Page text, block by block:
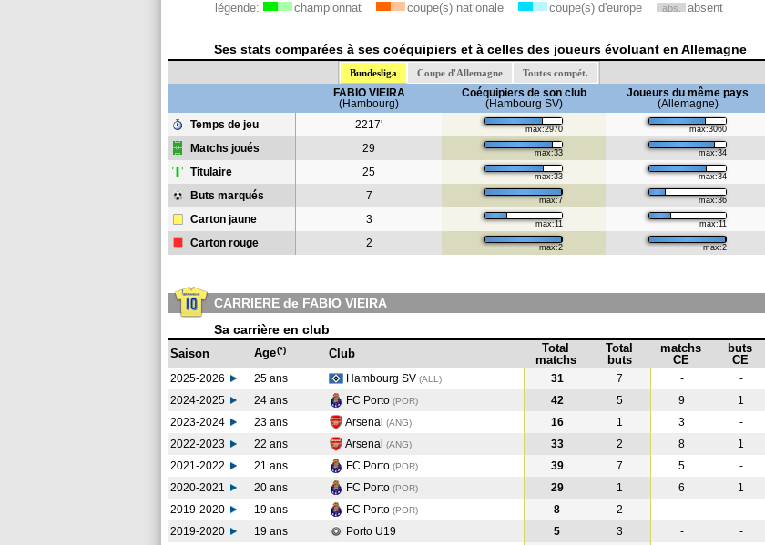
légende: championnat coupe(s) nationale coupe(s) d'europe abs. absent
Ses stats comparées à ses coéquipiers et à celles des joueurs évoluant en Allemagne
Bundesliga Coupe d'Allemagne Toutes compét.
FABIO VIEIRA
(Hambourg)
Coéquipiers de son club
(Hambourg SV)
Joueurs du même pays
(Allemagne)
Temps de jeu
2217' max:2970 max:3060
Matchs joués 29 max:33 max:34
T Titulaire 25 max:33 max:34
Buts marqués 7 max:7 max:36
Carton jaune 3 max:11 max:11
Carton rouge 2 max:2 max:2
CARRIERE de FABIO VIEIRA
Sa carrière en club
Saison Age(*) Club
Total
matchs
Total
buts
matchs
CE
buts
CE
2025-2026 25 ans Hambourg SV (ALL) 31 7 -
-
2024-2025
24 ans FC Porto (POR) 42 5 9
1
2023-2024
23 ans Arsenal (ANG) 16 1 3
-
2022-2023
22 ans Arsenal (ANG) 33 2 8
1
2021-2022
21 ans FC Porto (POR) 39 7 5
-
2020-2021
20 ans FC Porto (POR) 29 1 6
1
2019-2020
19 ans FC Porto (POR) 8 2 -
-
2019-2020
19 ans Porto U19 5 3 -
-